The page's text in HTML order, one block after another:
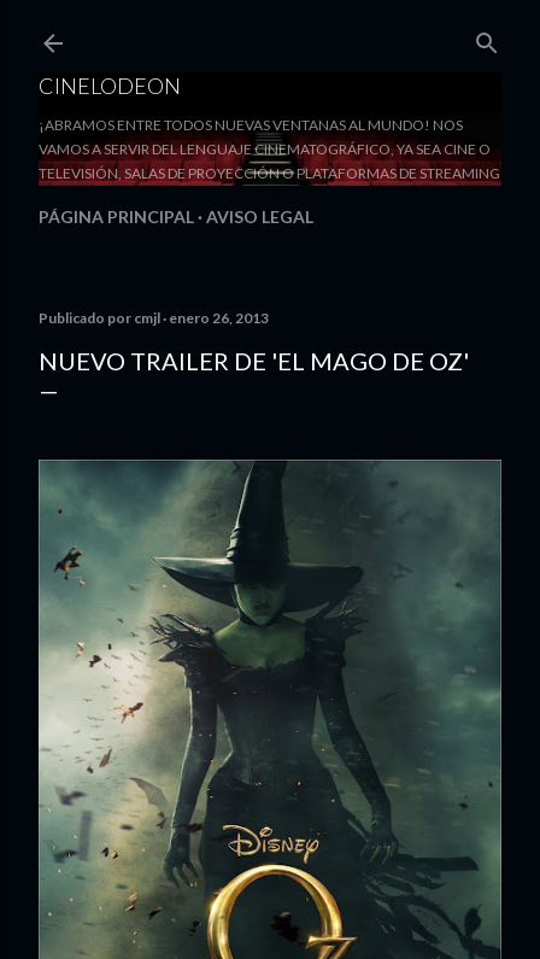
CINELODEON
¡ABRAMOS ENTRE TODOS NUEVAS VENTANAS AL MUNDO! NOS
VAMOS A SERVIR DEL LENGUAJE CINEMATOGRÁFICO, YA SEA CINE O
TELEVISIÓN, SALAS DE PROYECCIÓN O PLATAFORMAS DE STREAMING
PÁGINA PRINCIPAL AVISO LEGAL
Publicado por cmjl enero 26, 2013
NUEVO TRAILER DE 'EL MAGO DE OZ'